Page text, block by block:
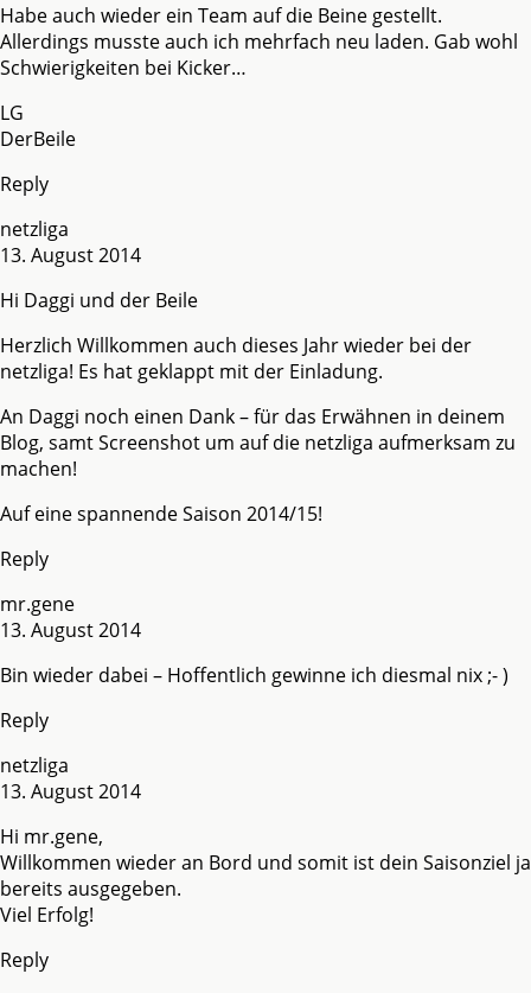
Habe auch wieder ein Team auf die Beine gestellt.
Allerdings musste auch ich mehrfach neu laden. Gab wohl
Schwierigkeiten bei Kicker…
LG
DerBeile
Reply
netzliga
13. August 2014
Hi Daggi und der Beile
Herzlich Willkommen auch dieses Jahr wieder bei der
netzliga! Es hat geklappt mit der Einladung.
An Daggi noch einen Dank – für das Erwähnen in deinem
Blog, samt Screenshot um auf die netzliga aufmerksam zu
machen!
Auf eine spannende Saison 2014/15!
Reply
mr.gene
13. August 2014
Bin wieder dabei – Hoffentlich gewinne ich diesmal nix ;- )
Reply
netzliga
13. August 2014
Hi mr.gene,
Willkommen wieder an Bord und somit ist dein Saisonziel ja
bereits ausgegeben.
Viel Erfolg!
Reply